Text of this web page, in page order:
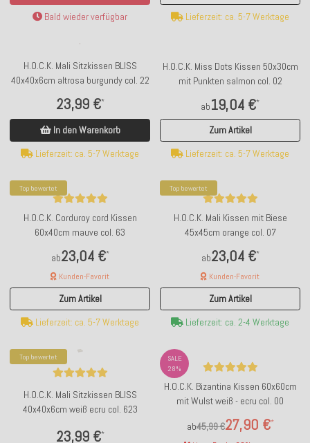
Bald wieder verfügbar
Lieferzeit: ca. 5-7 Werktage
H.O.C.K. Mali Sitzkissen BLISS
40x40x6cm altrosa burgundy col. 22
23,99 €*
In den Warenkorb
Lieferzeit: ca. 5-7 Werktage
H.O.C.K. Miss Dots Kissen 50x30cm
mit Punkten salmon col. 02
ab19,04 €*
Zum Artikel
Lieferzeit: ca. 5-7 Werktage
Top bewertet
H.O.C.K. Corduroy cord Kissen
60x40cm mauve col. 63
ab23,04 €*
Kunden-Favorit
Zum Artikel
Lieferzeit: ca. 5-7 Werktage
Top bewertet
H.O.C.K. Mali Kissen mit Biese
45x45cm orange col. 07
ab23,04 €*
Kunden-Favorit
Zum Artikel
Lieferzeit: ca. 2-4 Werktage
Top bewertet
H.O.C.K. Mali Sitzkissen BLISS
40x40x6cm weiß ecru col. 623
23,99 €*
SALE
28%
H.O.C.K. Bizantina Kissen 60x60cm
mit Wulst weiß - ecru col. 00
ab 27,90 €*
45,99 €